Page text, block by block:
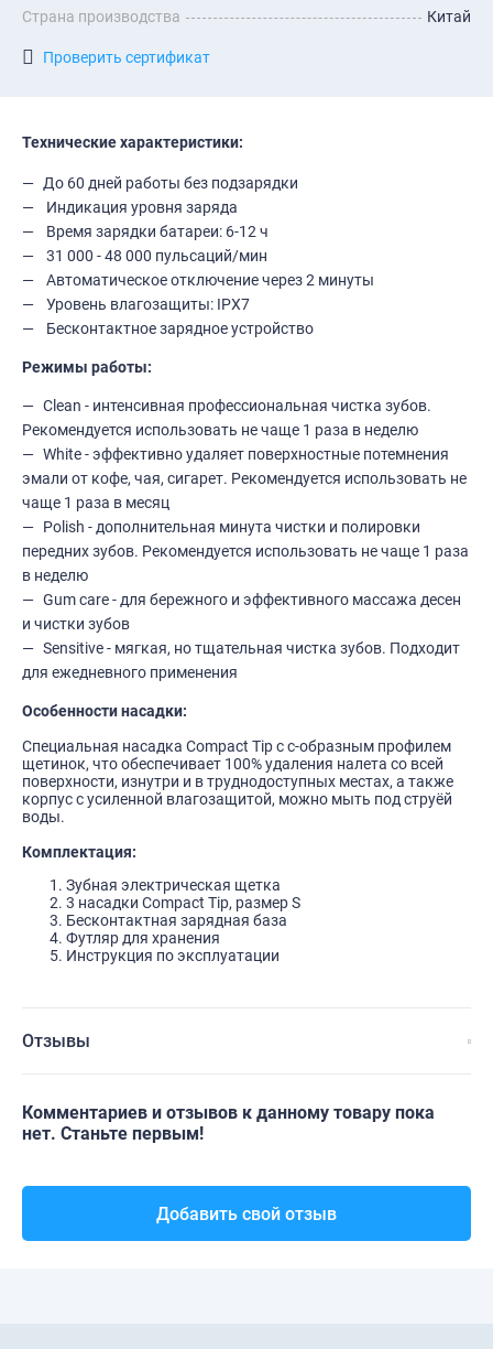
Страна производства Китай
Проверить сертификат
Технические характеристики:
До 60 дней работы без подзарядки
Индикация уровня заряда
Время зарядки батареи: 6-12 ч
31 000 - 48 000 пульсаций/мин
Автоматическое отключение через 2 минуты
Уровень влагозащиты: IPX7
Бесконтактное зарядное устройство
Режимы работы:
Clean - интенсивная профессиональная чистка зубов.
Рекомендуется использовать не чаще 1 раза в неделю
White - эффективно удаляет поверхностные потемнения
эмали от кофе, чая, сигарет. Рекомендуется использовать не
чаще 1 раза в месяц
Polish - дополнительная минута чистки и полировки
передних зубов. Рекомендуется использовать не чаще 1 раза
в неделю
Gum care - для бережного и эффективного массажа десен
и чистки зубов
Sensitive - мягкая, но тщательная чистка зубов. Подходит
для ежедневного применения
Особенности насадки:
Специальная насадка Compact Tip с с-образным профилем
щетинок, что обеспечивает 100% удаления налета со всей
поверхности, изнутри и в труднодоступных местах, а также
корпус с усиленной влагозащитой, можно мыть под струёй
воды.
Комплектация:
Зубная электрическая щетка
3 насадки Compact Tip, размер S
Бесконтактная зарядная база
Футляр для хранения
Инструкция по эксплуатации
Отзывы
Комментариев и отзывов к данному товару пока
нет. Станьте первым!
Добавить свой отзыв